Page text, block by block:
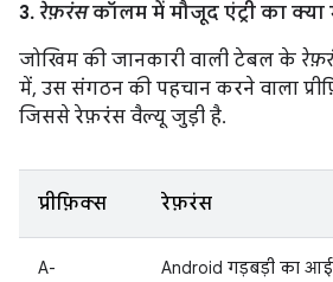
3. रेफ़रंसकॉलम में मौजूद एंट्री का
जोखिम की जानकारी वाली टेबल के
में, उस संगठन की पहचान करने वाला
जिससे रेफ़रंस वैल्यू जुड़ी है.
प्रीफ़िक्स रेफ़रंस
A- Android गड़बड़ी का